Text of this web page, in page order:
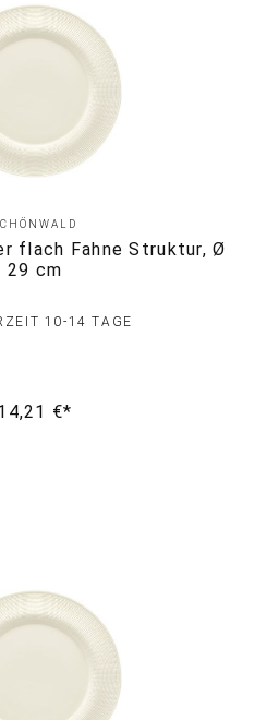
flach Fahne Struktur, Ø
29 cm
10-14 TAGE
€*